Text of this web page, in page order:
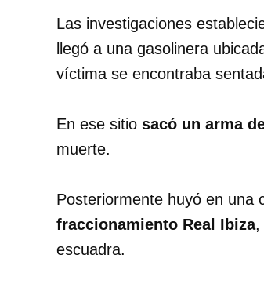
Las investigaciones
llegó a una gasolinera
víctima se encontraba
En ese sitio sacó un arma
muerte.
Posteriormente huyó en una
fraccionamiento Real Ibiza,
escuadra.